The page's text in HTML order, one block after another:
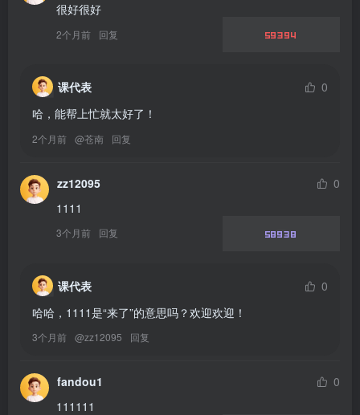
很好很好
2个月前 回复 59394
课代表
0
哈，能帮上忙就太好了！
2个月前 @苍南 回复
zz12095
0
1111
3个月前 回复 58938
课代表
0
哈哈，1111是“来了”的意思吗？欢迎欢迎！
3个月前 @zz12095 回复
fandou1
0
111111